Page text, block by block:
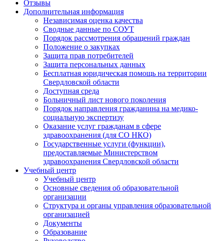
Отзывы
Дополнительная информация
Независимая оценка качества
Сводные данные по СОУТ
Порядок рассмотрения обращений граждан
Положение о закупках
Защита прав потребителей
Защита персональных данных
Бесплатная юридическая помощь на территории
Свердловской области
Доступная среда
Больничный лист нового поколения
Порядок направления гражданина на медико-
социальную экспертизу
Оказание услуг гражданам в сфере
здравоохранения (для СО НКО)
Государственные услуги (функции),
предоставляемые Министерством
здравоохранения Свердловской области
Учебный центр
Учебный центр
Основные сведения об образовательной
организации
Структура и органы управления образовательной
организацией
Документы
Образование